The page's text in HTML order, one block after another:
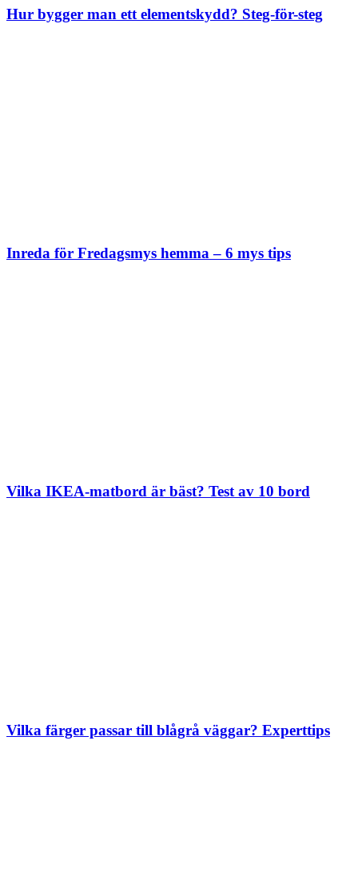
Hur bygger man ett elementskydd? Steg-för-steg
Inreda för Fredagsmys hemma – 6 mys tips
Vilka IKEA-matbord är bäst? Test av 10 bord
Vilka färger passar till blågrå väggar? Experttips